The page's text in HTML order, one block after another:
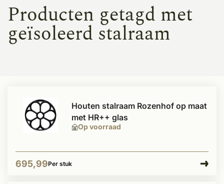
Producten getagd met
geïsoleerd stalraam
Op voorraad
Houten stalraam Rozenhof op maat
met HR++ glas
695,99Per stuk